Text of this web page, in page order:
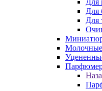
Для
Для
Для